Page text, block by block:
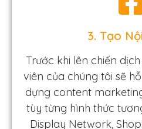
3. Tạo
Trước khi lên chiến
viên của chúng tôi sẽ
dựng content
tùy từng hình thức
Display Network,